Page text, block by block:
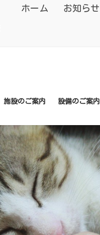
ホーム お知らせ
施設のご案内 設備のご案内